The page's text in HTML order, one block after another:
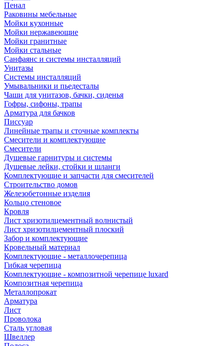
Пенал
Раковины мебельные
Мойки кухонные
Мойки нержавеющие
Мойки гранитные
Мойки стальные
Санфаянс и системы инсталляций
Унитазы
Системы инсталляций
Умывальники и пьедесталы
Чаши для унитазов, бачки, сиденья
Гофры, сифоны, трапы
Арматура для бачков
Писсуар
Линейные трапы и сточные комплекты
Смесители и комплектующие
Смесители
Душевые гарнитуры и системы
Душевые лейки, стойки и шланги
Комплектующие и запчасти для смесителей
Строительство домов
Железобетонные изделия
Кольцо стеновое
Кровля
Лист хризотилцементный волнистый
Лист хризотилцементный плоский
Забор и комплектующие
Кровельный материал
Комплектующие - металлочерепица
Гибкая черепица
Комплектующие - композитной черепице luxard
Композитная черепица
Металлопрокат
Арматура
Лист
Проволока
Сталь угловая
Швеллер